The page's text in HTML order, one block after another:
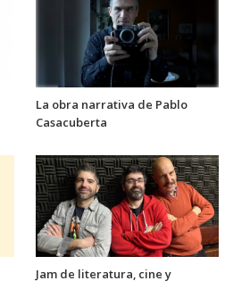
La obra narrativa de Pablo
Casacuberta
Jam de literatura, cine y